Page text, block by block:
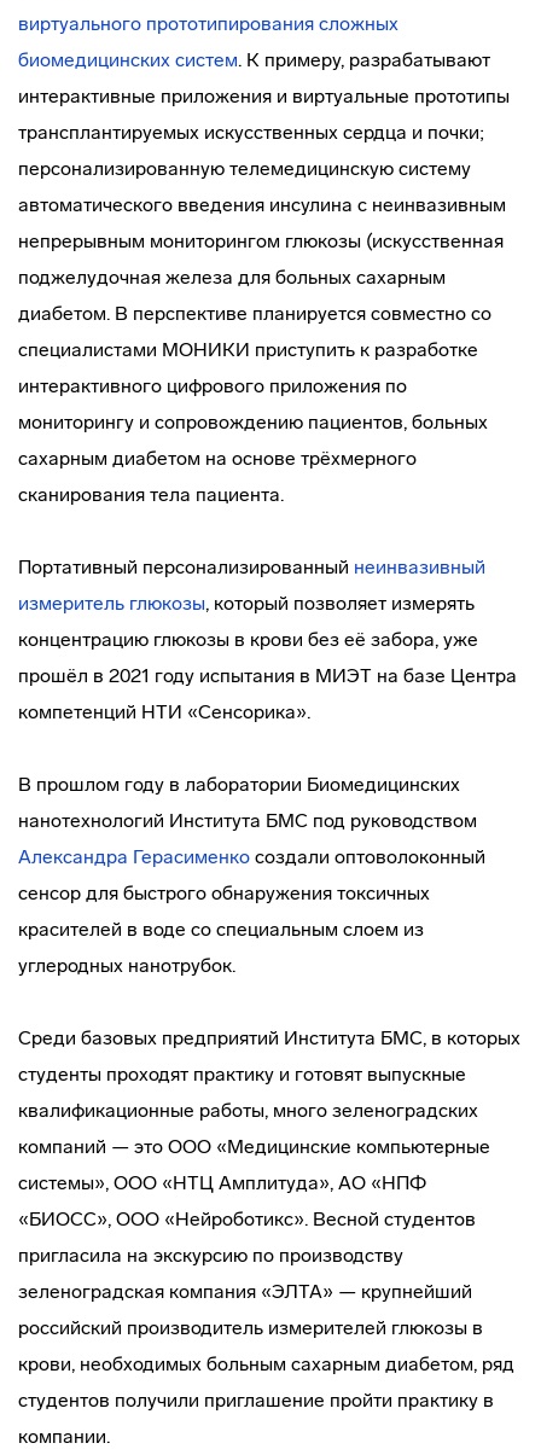
виртуального прототипирования сложных
биомедицинских систем. К примеру, разрабатывают
интерактивные приложения и виртуальные прототипы
трансплантируемых искусственных сердца и почки;
персонализированную телемедицинскую систему
автоматического введения инсулина с неинвазивным
непрерывным мониторингом глюкозы (искусственная
поджелудочная железа для больных сахарным
диабетом. В перспективе планируется совместно со
специалистами МОНИКИ приступить к разработке
интерактивного цифрового приложения по
мониторингу и сопровождению пациентов, больных
сахарным диабетом на основе трёхмерного
сканирования тела пациента.
Портативный персонализированный неинвазивный
измеритель глюкозы, который позволяет измерять
концентрацию глюкозы в крови без её забора, уже
прошёл в 2021 году испытания в МИЭТ на базе Центра
компетенций НТИ «Сенсорика».
В прошлом году в лаборатории Биомедицинских
нанотехнологий Института БМС под руководством
Александра Герасименко создали оптоволоконный
сенсор для быстрого обнаружения токсичных
красителей в воде со специальным слоем из
углеродных нанотрубок.
Среди базовых предприятий Института БМС, в которых
студенты проходят практику и готовят выпускные
квалификационные работы, много зеленоградских
компаний — это ООО «Медицинские компьютерные
системы», ООО «НТЦ Амплитуда», АО «НПФ
«БИОСС», ООО «Нейроботикс». Весной студентов
пригласила на экскурсию по производству
зеленоградская компания «ЭЛТА» — крупнейший
российский производитель измерителей глюкозы в
крови, необходимых больным сахарным диабетом, ряд
студентов получили приглашение пройти практику в
компании.